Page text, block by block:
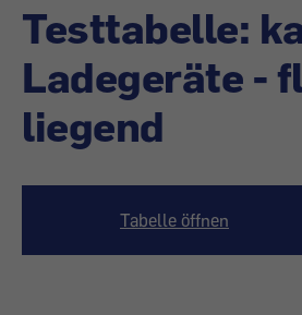
Testtabelle:
Ladegeräte -
liegend
Tabelle öffnen